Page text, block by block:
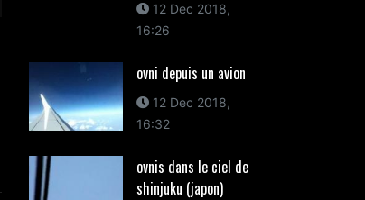
12 Dec 2018,
16:26
ovni depuis un avion
12 Dec 2018,
16:32
ovnis dans le ciel de
shinjuku (japon)